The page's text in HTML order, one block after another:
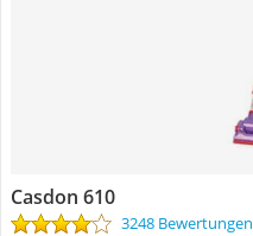
Casdon 610
3248 Bewertungen